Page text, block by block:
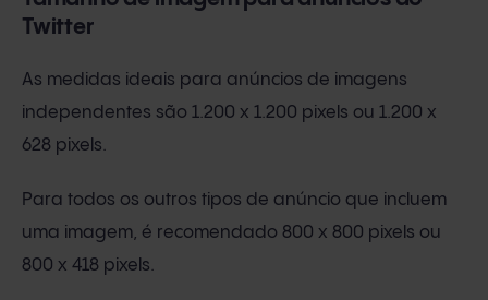
Twitter
As medidas ideais para anúncios de imagens
independentes são 1.200 x 1.200 pixels ou 1.200 x
628 pixels.
Para todos os outros tipos de anúncio que incluem
uma imagem, é recomendado 800 x 800 pixels ou
800 x 418 pixels.